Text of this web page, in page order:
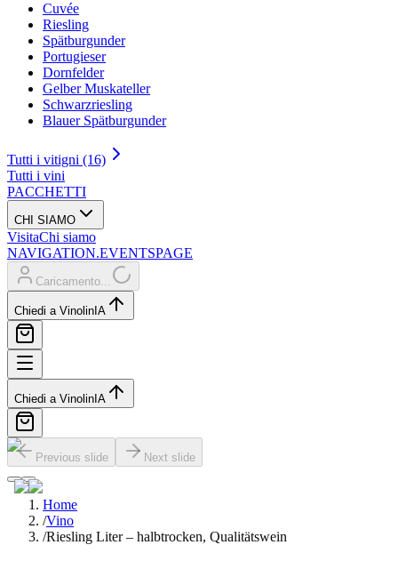
Cuvée
Riesling
Spätburgunder
Portugieser
Dornfelder
Gelber Muskateller
Schwarzriesling
Blauer Spätburgunder
Tutti i vitigni (16)
Tutti i vini
PACCHETTI
CHI SIAMO
VisitaChi siamo
NAVIGATION.EVENTSPAGE
Caricamento...
Chiedi a Vinolin IA
Chiedi a Vinolin IA
Previous slide Next slide
Home
/Vino
/Riesling Liter – halbtrocken, Qualitätswein